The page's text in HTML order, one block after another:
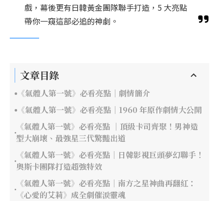
戲，幕後更有日韓黃金團隊聯手打造，5 大亮點
帶你一窺這部必追的神劇。
文章目錄
《氣體人第一號》必看亮點｜劇情簡介
《氣體人第一號》必看亮點｜1960 年原作劇情大公開
《氣體人第一號》必看亮點 ｜頂級卡司齊聚！男神造
型大崩壞、最強星三代驚豔出道
《氣體人第一號》必看亮點｜日韓影視巨頭夢幻聯手！
奧斯卡團隊打造超強特效
《氣體人第一號》必看亮點｜南方之星神曲再翻紅：
《心愛的艾莉》成全劇催淚靈魂